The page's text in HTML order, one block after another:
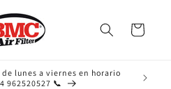
Carrito
lunes a viernes en horario
962520527 📞